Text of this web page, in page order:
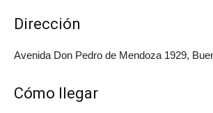
Dirección
Avenida Don Pedro de Mendoza 1929,
Cómo llegar